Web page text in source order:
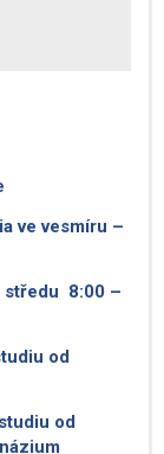
ve vesmíru –
středu 8:00 –
od
od